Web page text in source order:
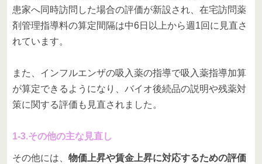
患家へ同時訪問した場合の評価が新設され、在宅訪問薬
剤管理指導料の算定間隔は中6日以上から週1回に見直さ
れています。
また、インフルエンザの吸入薬の指導で吸入薬指導加算
が算定できるようになり、バイオ後続品の説明や残薬対
策に関する評価も見直されました。
1-3.その他の主な見直し
その他には、 物価上昇や賃金上昇に対応するための評価